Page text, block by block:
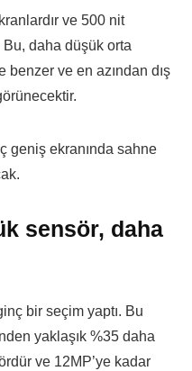
ve 500 nit
daha düşük orta
ve en azından dış
geniş ekranında sahne
sensör, daha
bir seçim yaptı. Bu
yaklaşık %35 daha
ve 12MP’ye kadar